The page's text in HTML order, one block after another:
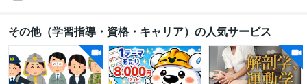
その他（学習指導・資格・キャリア）の人気サービス